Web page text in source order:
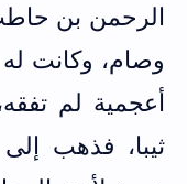
الرحمن بن
وصام، وكانت
أعجمية لم
ثيبا، فذهب